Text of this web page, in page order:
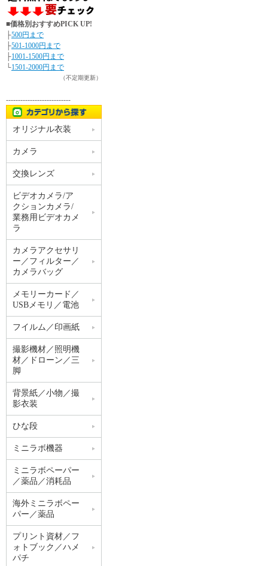
■価格別おすすめPICK UP!
├500円まで
├501-1000円まで
├1001-1500円まで
└1501-2000円まで
（不定期更新）
---------------------------
オリジナル衣装
カメラ
交換レンズ
ビデオカメラ/ア
クションカメラ/
業務用ビデオカメ
ラ
カメラアクセサリ
ー／フィルター／
カメラバッグ
メモリーカード／
USBメモリ／電池
フイルム／印画紙
撮影機材／照明機
材／ドローン／三
脚
背景紙／小物／撮
影衣装
ひな段
ミニラボ機器
ミニラボペーパー
／薬品／消耗品
海外ミニラボペー
パー／薬品
プリント資材／フ
ォトブック／ハメ
パチ